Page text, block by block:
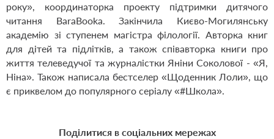
року», координаторка проекту підтримки дитячого
читання BaraBooka. Закінчила Києво-Могилянську
академію зі ступенем магістра філології. Авторка книг
для дітей та підлітків, а також співавторка книги про
життя телеведучої та журналістки Яніни Соколової - «Я,
Ніна». Також написала бестселер «Щоденник Лоли», що
є приквелом до популярного серіалу «#Школа».
Поділитися в соціальних мережах